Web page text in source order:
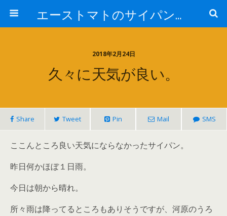
エーストマトのサイパンダイビング日記
2018年2月24日
久々に天気が良い。
Share Tweet Pin Mail SMS
ここんところ良い天気にならなかったサイパン。
昨日何かほぼ１日雨。
今日は朝から晴れ。
所々雨は降ってるところもありそうですが、河原のうろ